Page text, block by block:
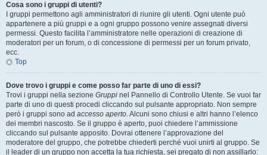
Cosa sono i gruppi di utenti?
I gruppi permettono agli amministratori di riunire gli utenti. Ogni utente può
appartenere a più gruppi e a ogni gruppo possono venire assegnati diversi
permessi. Questo facilita l’amministratore nelle operazioni di creazione di
moderatori per un forum, o di concessione di permessi per un forum privato,
ecc.
Top
Dove trovo i gruppi e come posso far parte di uno di essi?
Trovi i gruppi nella sezione Gruppi nel Pannello di Controllo Utente. Se vuoi far
parte di uno di questi procedi cliccando sul pulsante appropriato. Non sempre
però i gruppi sono ad accesso aperto. Alcuni sono chiusi e altri hanno l’elenco
dei membri nascosto. Se il gruppo è aperto, puoi chiedere l’ammissione
cliccando sul pulsante apposito. Dovrai ottenere l’approvazione del
moderatore del gruppo, che potrebbe chiederti perché vuoi unirti al gruppo. Se
il leader di un gruppo non accetta la tua richiesta, sei pregato di non assillarlo: